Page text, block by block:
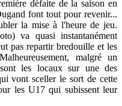
défaite de la saison en
font tout pour revenir...
la mise à l'heure de jeu.
va quasi instantanément
pas repartir bredouille et les
malgré un
les locaux sur une des
vont sceller le sort de cette
les U17 qui subissent leur